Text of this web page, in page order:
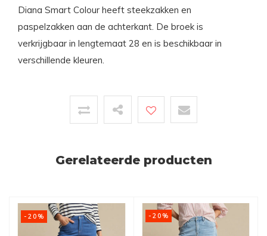
Diana Smart Colour heeft steekzakken en
paspelzakken aan de achterkant. De broek is
verkrijgbaar in lengtemaat 28 en is beschikbaar in
verschillende kleuren.
Gerelateerde producten
-20% -20%